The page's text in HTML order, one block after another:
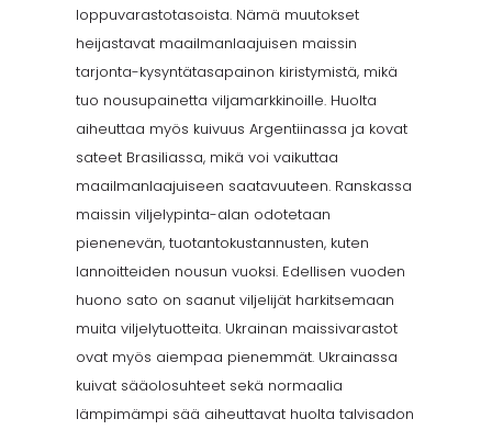
loppuvarastotasoista. Nämä muutokset
heijastavat maailmanlaajuisen maissin
tarjonta-kysyntätasapainon kiristymistä, mikä
tuo nousupainetta viljamarkkinoille. Huolta
aiheuttaa myös kuivuus Argentiinassa ja kovat
sateet Brasiliassa, mikä voi vaikuttaa
maailmanlaajuiseen saatavuuteen. Ranskassa
maissin viljelypinta-alan odotetaan
pienenevän, tuotantokustannusten, kuten
lannoitteiden nousun vuoksi. Edellisen vuoden
huono sato on saanut viljelijät harkitsemaan
muita viljelytuotteita. Ukrainan maissivarastot
ovat myös aiempaa pienemmät. Ukrainassa
kuivat sääolosuhteet sekä normaalia
lämpimämpi sää aiheuttavat huolta talvisadon